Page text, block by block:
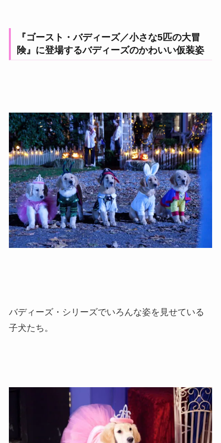
『ゴースト・バディーズ／小さな5匹の大冒
険』に登場するバディーズのかわいい仮装姿
バディーズ・シリーズでいろんな姿を見せている
子犬たち。